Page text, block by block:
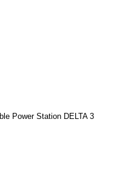
Power Station DELTA 3